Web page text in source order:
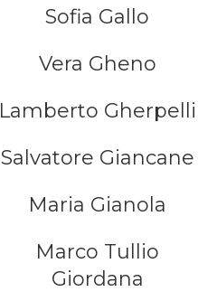
Sofia Gallo
Vera Gheno
Lamberto Gherpelli
Salvatore Giancane
Maria Gianola
Marco Tullio
Giordana